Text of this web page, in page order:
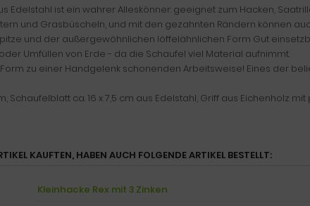
Edelstahl ist ein wahrer Alleskönner: geeignet zum Hacken,
und Grasbüscheln, und mit den gezahnten Rändern können
und der außergewöhnlichen löffelähnlichen Form Gut
Umfüllen von Erde - da die Schaufel viel Material aufnimmt.
zu einer Handgelenk schonenden Arbeitsweise! Eines der
Schaufelblatt ca. 16 x 7,5 cm aus Edelstahl, Griff aus Eichenholz
KAUFTEN, HABEN AUCH FOLGENDE ARTIKEL BESTELLT:
Kleinhacke Rex mit 3 Zinken